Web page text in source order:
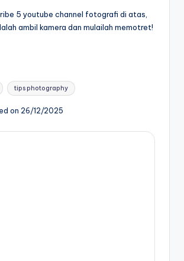
5 youtube channel fotografi di atas,
ambil kamera dan mulailah memotret!
tips photography
on 26/12/2025